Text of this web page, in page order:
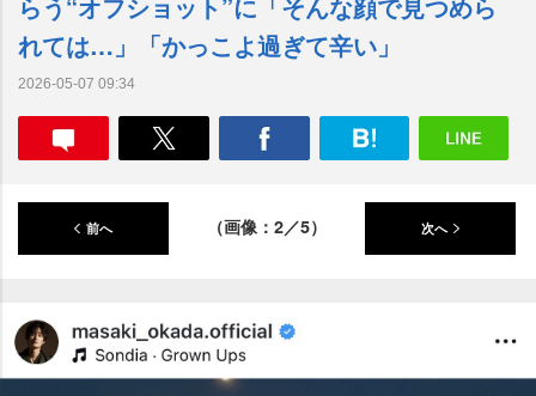
れては…」「かっこよ過ぎて辛い」
2026-05-07 09:34
前へ （画像：2／5） 次へ